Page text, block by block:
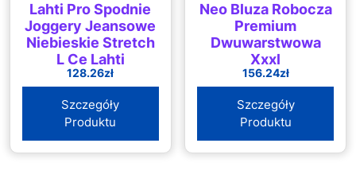
Lahti Pro Spodnie
Joggery Jeansowe
Niebieskie Stretch
L Ce Lahti
128.26zł
Szczegóły
Produktu
Neo Bluza Robocza
Premium
Dwuwarstwowa
Xxxl
156.24zł
Szczegóły
Produktu